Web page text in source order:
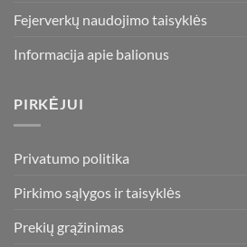
Fejerverkų naudojimo taisyklės
Informacija apie balionus
PIRKĖJUI
Privatumo politika
Pirkimo sąlygos ir taisyklės
Prekių grąžinimas